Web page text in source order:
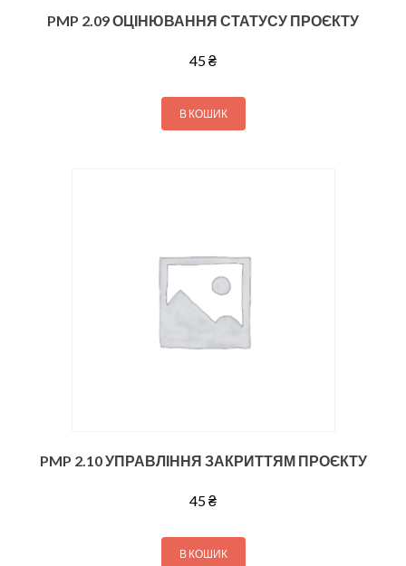
PMP 2.09 ОЦІНЮВАННЯ СТАТУСУ ПРОЄКТУ
45₴
В КОШИК
PMP 2.10 УПРАВЛІННЯ ЗАКРИТТЯМ ПРОЄКТУ
45₴
В КОШИК